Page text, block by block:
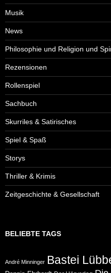
Musik
News
Philosophie und Religion und
Rezensionen
Rollenspiel
Sachbuch
Skurriles & Satirisches
Spiel & Spaß
Storys
Thriller & Krimis
Zeitgeschichte & Gesellschaft
BELIEBTE TAGS
André Minninger Bastei